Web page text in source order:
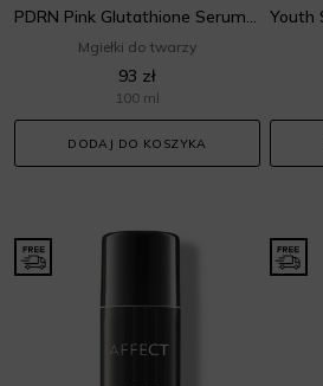
PDRN Pink Glutathione Serum Mist
Mgiełki do twarzy
93 zł
100 ml
DODAJ DO KOSZYKA